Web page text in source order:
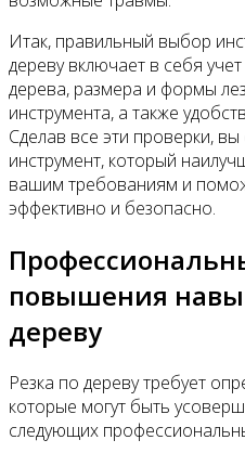
Итак, правильный выбор
дереву включает в себя
дерева, размера и формы
инструмента, а также
Сделав все эти проверки,
инструмент, который
вашим требованиям и
эффективно и безопасно.
повышения
дереву
Резка по дереву требует
которые могут быть
следующих